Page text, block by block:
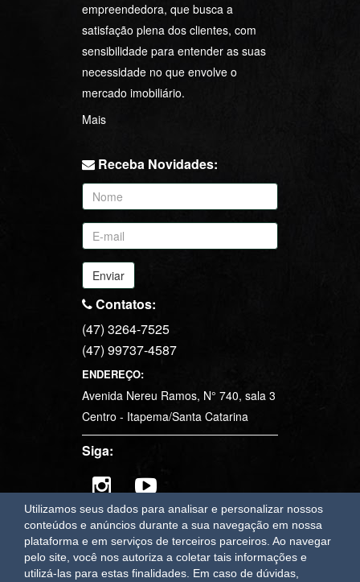
Utilizamos seus dados para analisar e personalizar nossos
conteúdos e anúncios durante a sua navegação em nossa
plataforma e em serviços de terceiros parceiros. Ao navegar
pelo site, você nos autoriza a coletar tais informações e
utilizá-las para estas finalidades. Em caso de dúvidas,
empreendedora, que busca a
satisfação plena dos clientes, com
sensibilidade para entender as suas
necessidade no que envolve o
mercado imobiliário.
Mais
Receba Novidades:
Enviar
Contatos:
(47) 3264-7525
(47) 99737-4587
ENDEREÇO:
Avenida Nereu Ramos, N° 740, sala 3
Centro - Itapema/Santa Catarina
Siga:
OAWEB sistemas e sites para imobiliárias em Itapema